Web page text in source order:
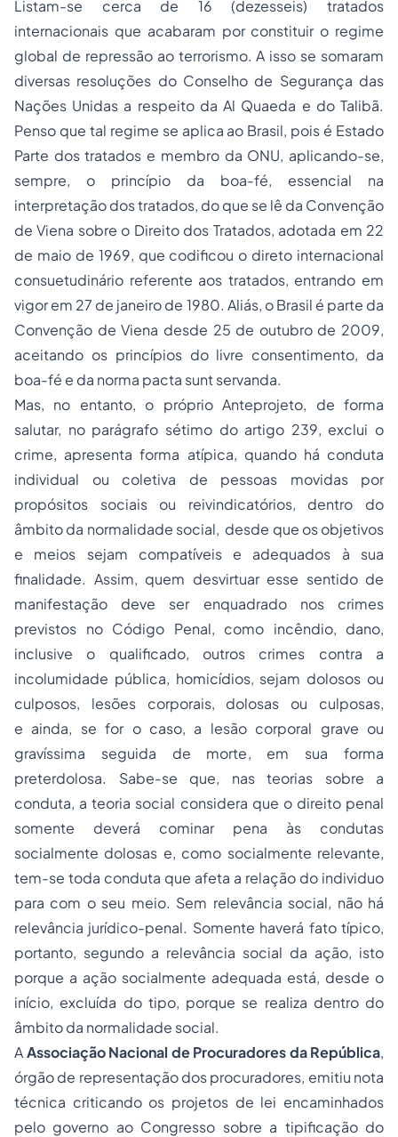
Listam-se cerca de 16 (dezesseis) tratados
internacionais que acabaram por constituir o regime
global de repressão ao terrorismo. A isso se somaram
diversas resoluções do Conselho de Segurança das
Nações Unidas a respeito da Al Quaeda e do Talibã.
Penso que tal regime se aplica ao Brasil, pois é Estado
Parte dos tratados e membro da ONU, aplicando-se,
sempre, o princípio da boa-fé, essencial na
interpretação dos tratados, do que se lê da Convenção
de Viena sobre o Direito dos Tratados, adotada em 22
de maio de 1969, que codificou o direto internacional
consuetudinário referente aos tratados, entrando em
vigor em 27 de janeiro de 1980. Aliás, o Brasil é parte da
Convenção de Viena desde 25 de outubro de 2009,
aceitando os princípios do livre consentimento, da
boa-fé e da norma pacta sunt servanda.
Mas, no entanto, o próprio Anteprojeto, de forma
salutar, no parágrafo sétimo do artigo 239, exclui o
crime, apresenta forma atípica, quando há conduta
individual ou coletiva de pessoas movidas por
propósitos sociais ou reivindicatórios, dentro do
âmbito da normalidade social, desde que os objetivos
e meios sejam compatíveis e adequados à sua
finalidade. Assim, quem desvirtuar esse sentido de
manifestação deve ser enquadrado nos crimes
previstos no Código Penal, como incêndio, dano,
inclusive o qualificado, outros crimes contra a
incolumidade pública, homicídios, sejam dolosos ou
culposos, lesões corporais, dolosas ou culposas,
e ainda, se for o caso, a lesão corporal grave ou
gravíssima seguida de morte, em sua forma
preterdolosa. Sabe-se que, nas teorias sobre a
conduta, a teoria social considera que o direito penal
somente deverá cominar pena às condutas
socialmente dolosas e, como socialmente relevante,
tem-se toda conduta que afeta a relação do individuo
para com o seu meio. Sem relevância social, não há
relevância jurídico-penal. Somente haverá fato típico,
portanto, segundo a relevância social da ação, isto
porque a ação socialmente adequada está, desde o
início, excluída do tipo, porque se realiza dentro do
âmbito da normalidade social.
AAssociação Nacional de Procuradores da República,
órgão de representação dos procuradores, emitiu nota
técnica criticando os projetos de lei encaminhados
pelo governo ao Congresso sobre a tipificação do